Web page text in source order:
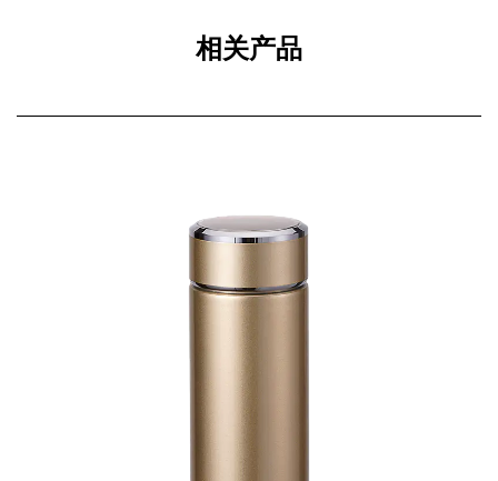
相关产品